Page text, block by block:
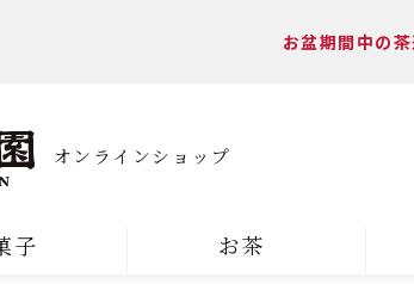
お盆期間中の茶
オンラインショップ
子 お茶